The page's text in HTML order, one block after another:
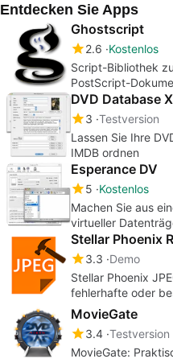
Entdecken Sie Apps
Ghostscript
2.6 Kostenlos
Script-Bibliothek
PostScript-
DVD Database X
3 Testversion
Lassen Sie Ihre
IMDB ordnen
Esperance DV
5 Kostenlos
Machen Sie aus
virtueller
Stellar Phoenix
3.3 Demo
Stellar Phoenix
fehlerhafte oder
Bilddateien
MovieGate
3.4 Testversion
MovieGate: